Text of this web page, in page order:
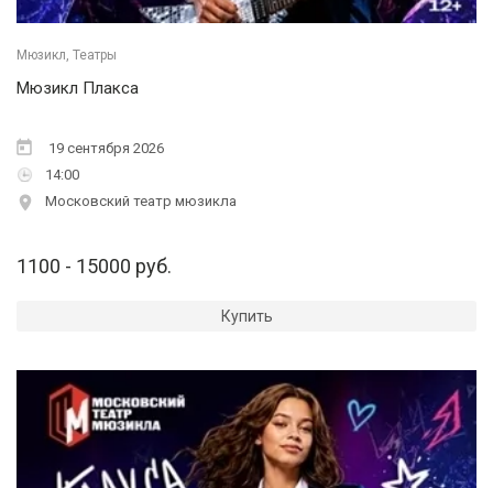
Мюзикл, Театры
Мюзикл Плакса
19 сентября 2026
14:00
Московский театр мюзикла
1100 - 15000 руб.
Купить